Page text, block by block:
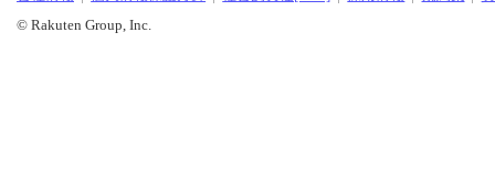
© Rakuten Group, Inc.